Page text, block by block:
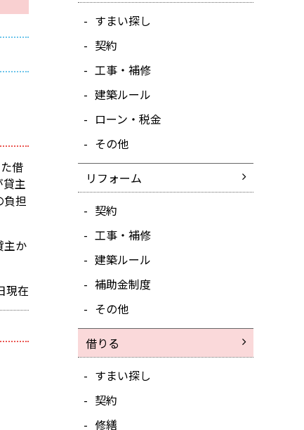
借
主
担
主か
現在
すまい探し
契約
工事・補修
建築ルール
ローン・税金
その他
リフォーム
契約
工事・補修
建築ルール
補助金制度
その他
借りる
すまい探し
契約
修繕